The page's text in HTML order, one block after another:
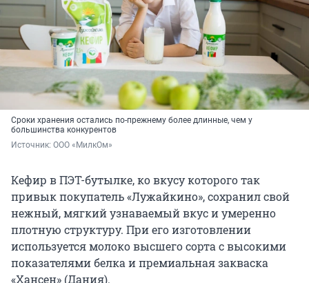
Сроки хранения остались по-прежнему более длинные, чем у
большинства конкурентов
Источник: ООО «МилкОм»
Кефир в ПЭТ-бутылке, ко вкусу которого так
привык покупатель «Лужайкино», сохранил свой
нежный, мягкий узнаваемый вкус и умеренно
плотную структуру. При его изготовлении
используется молоко высшего сорта с высокими
показателями белка и премиальная закваска
«Хансен» (Дания).